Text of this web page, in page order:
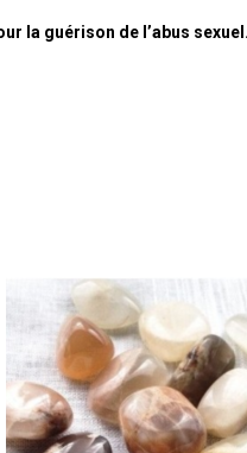
la guérison de l’abus sexuel.